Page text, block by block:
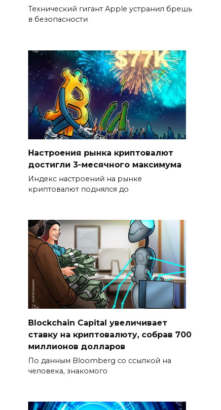
Технический гигант Apple устранил брешь
в безопасности
Настроения рынка криптовалют
достигли 3-месячного максимума
Индекс настроений на рынке
криптовалют поднялся до
Blockchain Capital увеличивает
ставку на криптовалюту, собрав 700
миллионов долларов
По данным Bloomberg со ссылкой на
человека, знакомого